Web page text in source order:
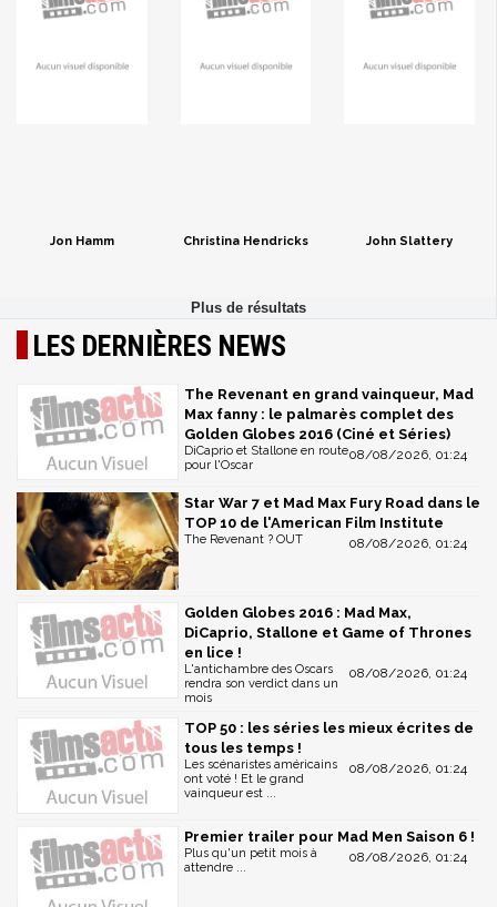
Jon Hamm Christina Hendricks John Slattery
LES DERNIÈRES NEWS
The Revenant en grand vainqueur, Mad
Max fanny : le palmarès complet des
Golden Globes 2016 (Ciné et Séries)
08/08/2026, 01:24
DiCaprio et Stallone en route
pour l'Oscar
Star War 7 et Mad Max Fury Road dans le
TOP 10 de l'American Film Institute
08/08/2026, 01:24
The Revenant ? OUT
Golden Globes 2016 : Mad Max,
DiCaprio, Stallone et Game of Thrones
en lice !
08/08/2026, 01:24
L'antichambre des Oscars
rendra son verdict dans un
mois
TOP 50 : les séries les mieux écrites de
tous les temps !
08/08/2026, 01:24
Les scénaristes américains
ont voté ! Et le grand
vainqueur est ...
Premier trailer pour Mad Men Saison 6 !
08/08/2026, 01:24
Plus qu'un petit mois à
attendre ...